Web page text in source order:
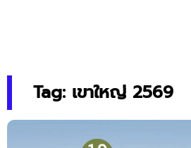
Tag: เขาใหญ่ 2569